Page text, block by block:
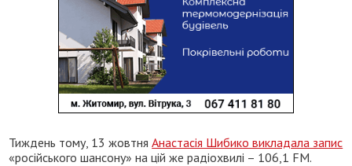
Тиждень тому, 13 жовтняАнастасія Шибико викладала запис
«російського шансону» на цій же радіохвилі – 106,1 FM.